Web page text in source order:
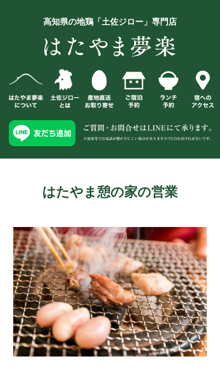
高知県の地鶏「土佐ジロー」専門店
はたやま憩の家の営業